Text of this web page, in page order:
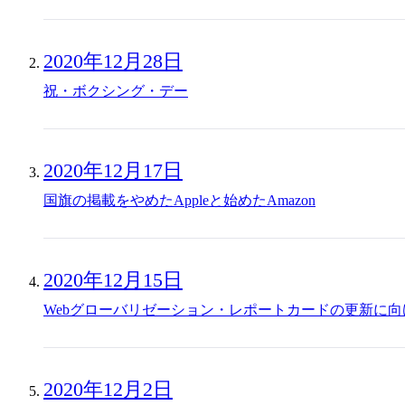
2020年12月28日
祝・ボクシング・デー
2020年12月17日
国旗の掲載をやめたAppleと始めたAmazon
2020年12月15日
Webグローバリゼーション・レポートカードの更新に
2020年12月2日